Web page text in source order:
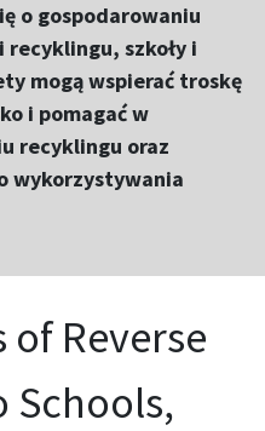
o gospodarowaniu
recyklingu, szkoły i
mogą wspierać troskę
i pomagać w
recyklingu oraz
wykorzystywania
of Reverse
Schools,